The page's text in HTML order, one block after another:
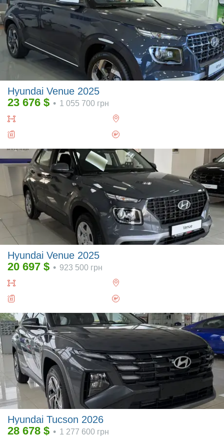
Hyundai Venue 2025
23 676 $ • 1 055 700 грн
Hyundai Venue 2025
20 697 $ • 923 500 грн
Hyundai Tucson 2026
28 678 $ • 1 277 600 грн